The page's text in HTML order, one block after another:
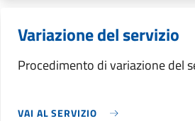
Variazione del servizio
Procedimento di variazione del
VAI AL SERVIZIO